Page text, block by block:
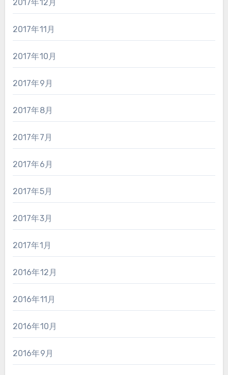
2017年12月
2017年11月
2017年10月
2017年9月
2017年8月
2017年7月
2017年6月
2017年5月
2017年3月
2017年1月
2016年12月
2016年11月
2016年10月
2016年9月